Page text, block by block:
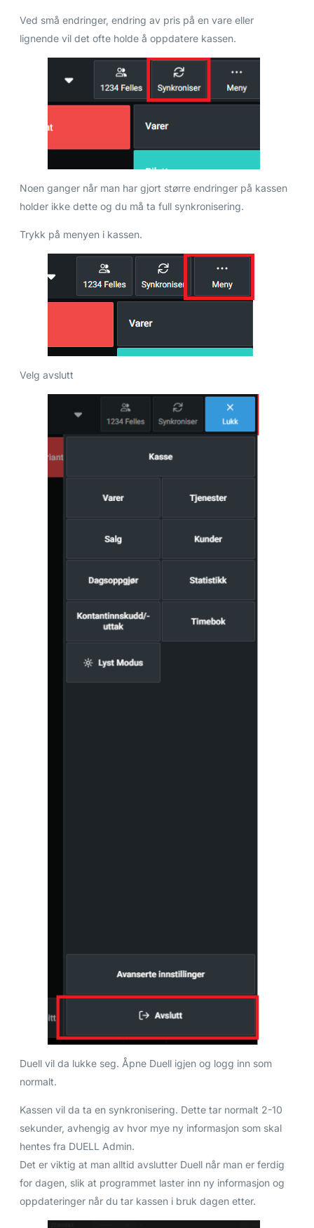
Ved små endringer, endring av pris på en vare eller
lignende vil det ofte holde å oppdatere kassen.
Noen ganger når man har gjort større endringer på kassen
holder ikke dette og du må ta full synkronisering.
Trykk på menyen i kassen.
Velg avslutt
Duell vil da lukke seg. Åpne Duell igjen og logg inn som
normalt.
Kassen vil da ta en synkronisering. Dette tar normalt 2-10
sekunder, avhengig av hvor mye ny informasjon som skal
hentes fra DUELL Admin.
Det er viktig at man alltid avslutter Duell når man er ferdig
for dagen, slik at programmet laster inn ny informasjon og
oppdateringer når du tar kassen i bruk dagen etter.